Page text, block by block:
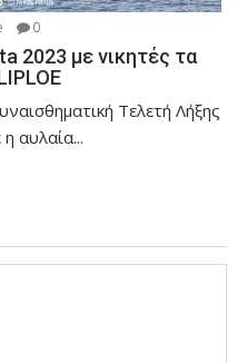
0
2023 με νικητές τα
Τελετή Λήξης
αυλαία...